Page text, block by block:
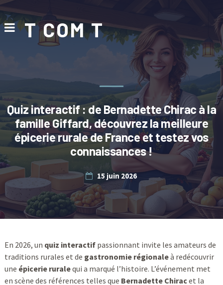
T COM T
Quiz interactif : de Bernadette Chirac à la
famille Giffard, découvrez la meilleure
épicerie rurale de France et testez vos
connaissances !
15 juin 2026
En 2026, un quiz interactifpassionnant invite les amateurs de
traditions rurales et de gastronomie régionaleà redécouvrir
une épicerie ruralequi a marqué l’histoire. L’événement met
en scène des références telles que Bernadette Chiracet la